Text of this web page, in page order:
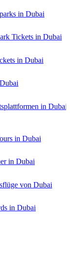
in Dubai
Tickets in Dubai
in Dubai
in Dubai
in Dubai
in Dubai
von Dubai
in Dubai